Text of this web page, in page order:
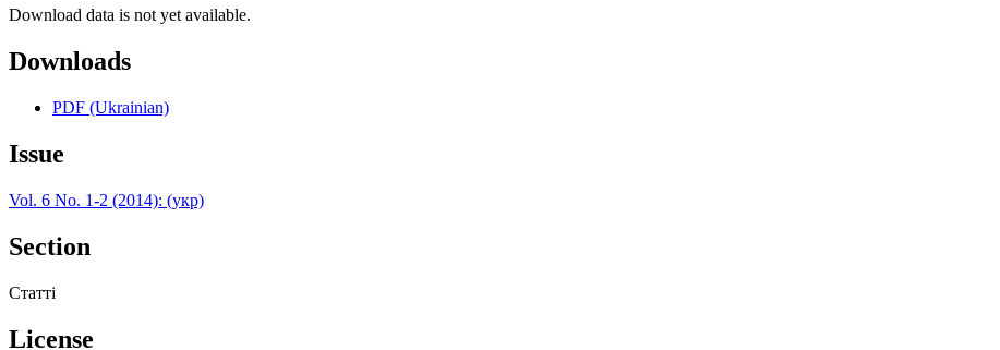
Download data is not yet available.
Downloads
PDF (Ukrainian)
Issue
Vol. 6 No. 1-2 (2014): (укр)
Section
Статті
License